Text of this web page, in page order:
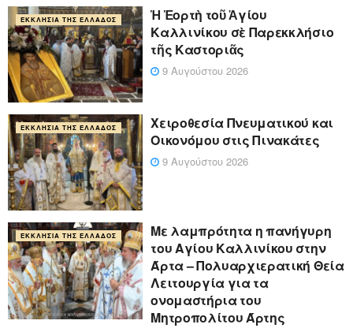
ΕΚΚΛΗΣΊΑ ΤΗΣ ΕΛΛΆΔΟΣ
Ἡ Ἑορτὴ τοῦ Ἁγίου
Καλλινίκου σὲ Παρεκκλήσιο
τῆς Καστοριᾶς
9 Αυγούστου 2026
ΕΚΚΛΗΣΊΑ ΤΗΣ ΕΛΛΆΔΟΣ
Χειροθεσία Πνευματικού και
Οικονόμου στις Πινακάτες
9 Αυγούστου 2026
ΕΚΚΛΗΣΊΑ ΤΗΣ ΕΛΛΆΔΟΣ
Με λαμπρότητα η πανήγυρη
του Αγίου Καλλινίκου στην
Άρτα – Πολυαρχιερατική Θεία
Λειτουργία για τα
ονομαστήρια του
Μητροπολίτου Άρτης